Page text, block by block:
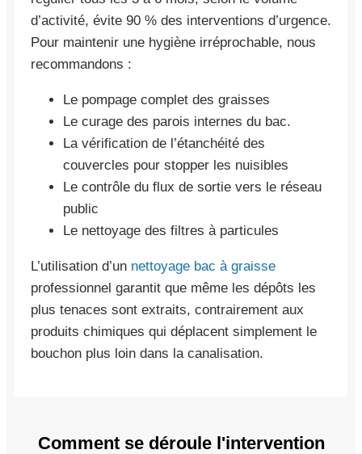
d’activité, évite 90 % des interventions d’urgence.
Pour maintenir une hygiène irréprochable, nous
recommandons :
Le pompage complet des graisses
Le curage des parois internes du bac.
La vérification de l’étanchéité des
couvercles pour stopper les nuisibles
Le contrôle du flux de sortie vers le réseau
public
Le nettoyage des filtres à particules
L’utilisation d’un nettoyage bac à graisse
professionnel garantit que même les dépôts les
plus tenaces sont extraits, contrairement aux
produits chimiques qui déplacent simplement le
bouchon plus loin dans la canalisation.
Comment se déroule l'intervention